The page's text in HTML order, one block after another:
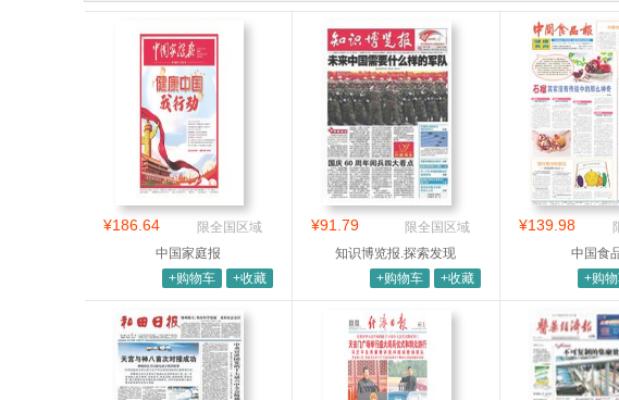
¥186.64
限全国区域
中国家庭报
+购物车
+收藏
¥91.79
限全国区域
知识博览报.探索发现
+购物车
+收藏
¥139.98
中国食
+购